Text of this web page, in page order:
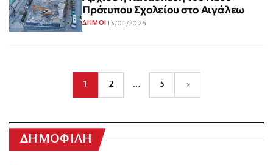
Πρότυπου Σχολείου στο Αιγάλεω
ΔΗΜΟΙ 13/01/2026
1 2 … 5 ›
ΔΗΜΟΦΙΛΗ